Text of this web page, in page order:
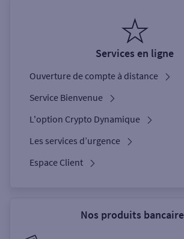
Services en ligne
Ouverture de compte à distance
Service Bienvenue
L'option Crypto Dynamique
Les services d’urgence
Espace Client
Nos produits